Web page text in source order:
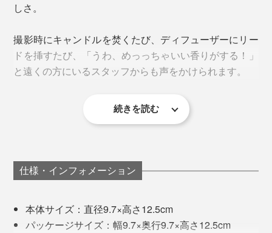
写真左は「 リードディフューザー
オーストラリアで自生する柑橘類の木々や植物、みずみ
ずしいユーカリ、フレッシュな松が生い茂る、森林や公
園に漂う香りを再現しました。
欲しかった。犬を連れて散策している地元の大きな公園
が、まさにこの香りなの！」（GREEN NATION life代表・
イキイキとした植物や花々に囲まれているかのような、
蓋つきなので、使わない時にホコリがたまらいのも嬉し
く、それでいて「オーストラリアの美しい自然と植物に
だから、“オーストラリア産”の高い品質にプライドを持
しさ。
撮影時にキャンドルを焚くたび、ディフューザーにリー
ドを挿すたび、「うわ、めっっちゃいい香りがする！」
と遠くの方にいるスタッフからも声をかけられます。
続きを読む
仕様・インフォメーション
本体サイズ：直径9.7×高さ12.5cm
パッケージサイズ：幅9.7×奥行9.7×高さ12.5cm